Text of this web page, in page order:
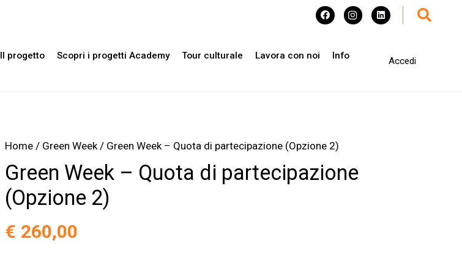
Il progetto Scopri i progetti Academy Tour culturale Lavora con noi Info
Accedi
Home / Green Week/ Green Week – Quota di partecipazione (Opzione 2)
Green Week – Quota di partecipazione
(Opzione 2)
€ 260,00